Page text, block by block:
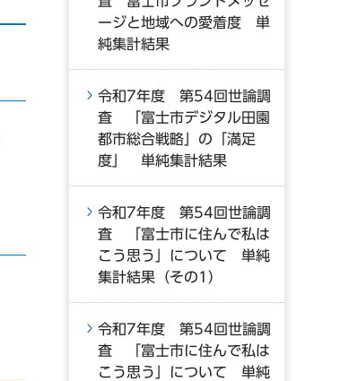
ージと地域への愛着度 単
純集計結果
令和7年度 第54回世論調
査 「富士市デジタル田園
都市総合戦略」の「満足
度」 単純集計結果
令和7年度 第54回世論調
査 「富士市に住んで私は
こう思う」について 単純
集計結果（その1）
令和7年度 第54回世論調
査 「富士市に住んで私は
こう思う」について 単純